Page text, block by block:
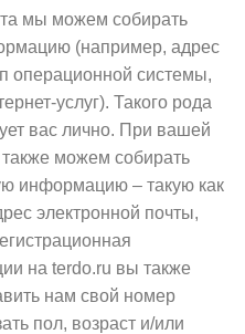
мы можем собирать
(например, адрес
операционной системы,
услуг). Такого рода
вас лично. При вашей
можем собирать
информацию – такую как
электронной почты,
на terdo.ru вы также
нам свой номер
пол, возраст и/или